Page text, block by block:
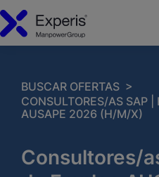
BUSCAR OFERTAS >
CONSULTORES/AS SAP |
AUSAPE 2026 (H/M/X)
Consultores/